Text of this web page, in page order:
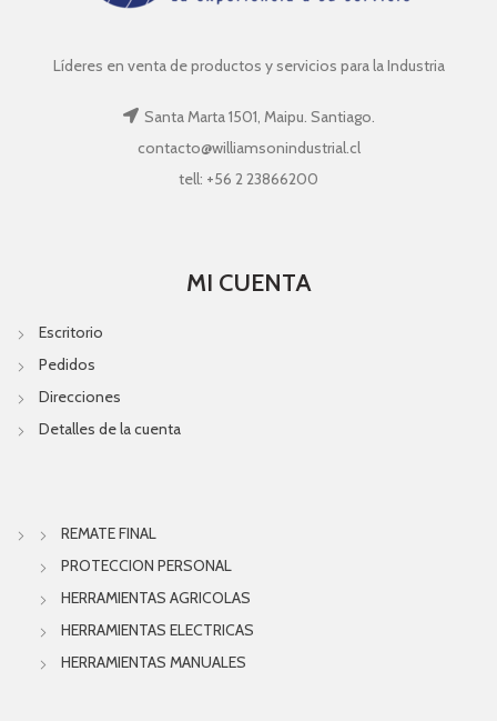
Líderes en venta de productos y servicios para la Industria
Santa Marta 1501, Maipu. Santiago.
contacto@williamsonindustrial.cl
tell: +56 2 23866200
MI CUENTA
Escritorio
Pedidos
Direcciones
Detalles de la cuenta
REMATE FINAL
PROTECCION PERSONAL
HERRAMIENTAS AGRICOLAS
HERRAMIENTAS ELECTRICAS
HERRAMIENTAS MANUALES